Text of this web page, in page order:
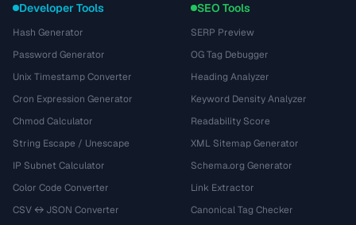
Developer Tools
Hash Generator
Password Generator
Unix Timestamp Converter
Cron Expression Generator
Chmod Calculator
String Escape / Unescape
IP Subnet Calculator
Color Code Converter
CSV ↔ JSON Converter
SEO Tools
SERP Preview
OG Tag Debugger
Heading Analyzer
Keyword Density Analyzer
Readability Score
XML Sitemap Generator
Schema.org Generator
Link Extractor
Canonical Tag Checker